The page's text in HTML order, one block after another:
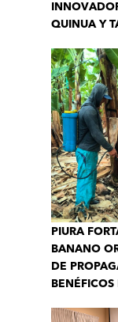
QUINUA Y
PIURA
BANANO
DE